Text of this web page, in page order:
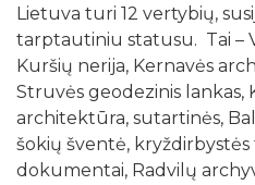
Lietuva turi 12 vertybių,
tarptautiniu statusu. Tai –
Kuršių nerija, Kernavės
Struvės geodezinis
architektūra, sutartinės,
šokių šventė, kryždirbystės
dokumentai, Radvilų